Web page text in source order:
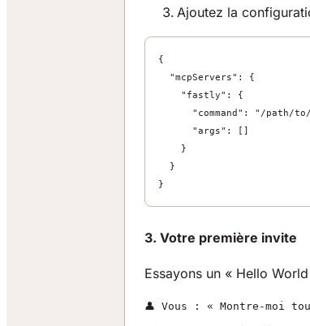
Ajoutez la
{
  "mcpServers": {
    "fastly": {
"command": "/path/
      "args": []
    }
  }
}
3. Votre première invite
Essayons un « Hello
👤 Vous : « Montre-moi